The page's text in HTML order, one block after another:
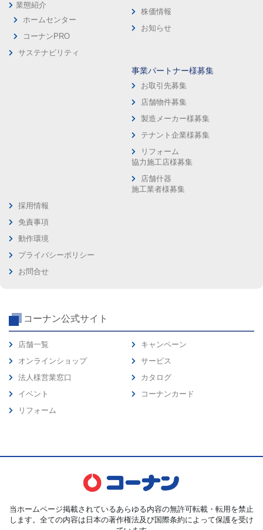
業態紹介
ホームセンター
コーナンPRO
サステナビリティ
株価情報
お知らせ
事業パートナー様募集
お取引先募集
店舗物件募集
製造メーカー様募集
テナント企業様募集
リフォーム
協力施工店様募集
店舗什器
施工業者様募集
採用情報
免責事項
動作環境
プライバシーポリシー
お問合せ
コーナン公式サイト
店舗一覧
オンラインショップ
法人様営業窓口
イベント
リフォーム
キャンペーン
サービス
カタログ
コーナンカード
当ホームページ掲載されているあらゆる内容の無許可転載・転用を禁止
します。全ての内容は日本の著作権法及び国際条約によって保護を受け